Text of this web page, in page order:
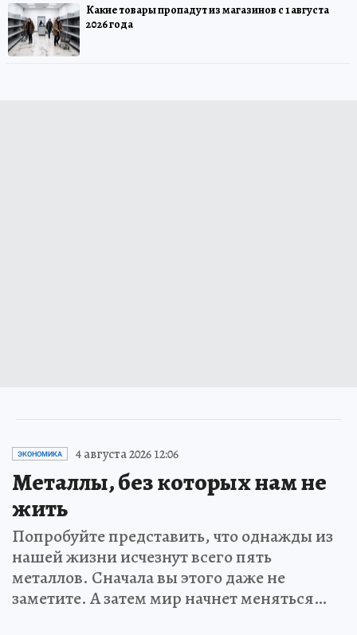
Какие товары пропадут из магазинов с 1 августа
2026 года
ЭКОНОМИКА 4 августа 2026 12:06
Металлы, без которых нам не
жить
Попробуйте представить, что однажды из
нашей жизни исчезнут всего пять
металлов. Сначала вы этого даже не
заметите. А затем мир начнет меняться…